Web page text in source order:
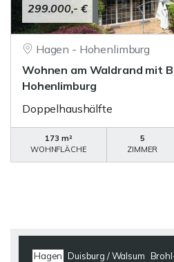
299.000,- €
Hagen - Hohenlimburg
Wohnen am Waldrand mit
Hohenlimburg
Doppelhaushälfte
173 m²
WOHNFLÄCHE
5
ZIMMER
Hagen Duisburg / Walsum